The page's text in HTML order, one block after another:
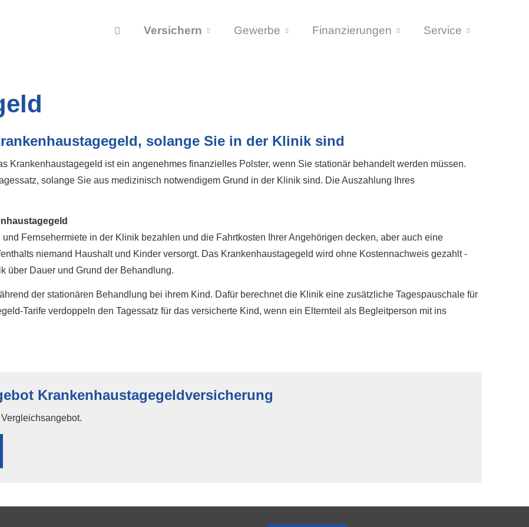
Versichern Gewerbe Finanzierungen Service
solange Sie in der Klinik sind
Krankenhaustagegeld ist ein angenehmes finanzielles Polster, wenn Sie stationär behandelt werden müssen.
solange Sie aus medizinisch notwendigem Grund in der Klinik sind. Die Auszahlung Ihres
Fernsehermiete in der Klinik bezahlen und die Fahrtkosten Ihrer Angehörigen decken, aber auch eine
niemand Haushalt und Kinder versorgt. Das Krankenhaustagegeld wird ohne Kostennachweis gezahlt -
über Dauer und Grund der Behandlung.
der stationären Behandlung bei ihrem Kind. Dafür berechnet die Klinik eine zusätzliche Tagespauschale für
Tarife verdoppeln den Tagessatz für das versicherte Kind, wenn ein Elternteil als Begleitperson mit ins
Krankenhaustagegeldversicherung